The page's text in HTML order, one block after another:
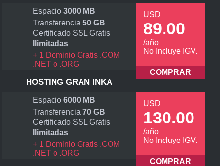
USD
89.00
/año
No Incluye IGV.
COMPRAR
Espacio 3000 MB
Transferencia 50 GB
Certificado SSL Gratis
Ilimitadas
+ 1 Dominio Gratis .COM
.NET o .ORG
HOSTING GRAN INKA
USD
130.00
/año
No Incluye IGV.
COMPRAR
Espacio 6000 MB
Transferencia 70 GB
Certificado SSL Gratis
Ilimitadas
+ 1 Dominio Gratis .COM
.NET o .ORG